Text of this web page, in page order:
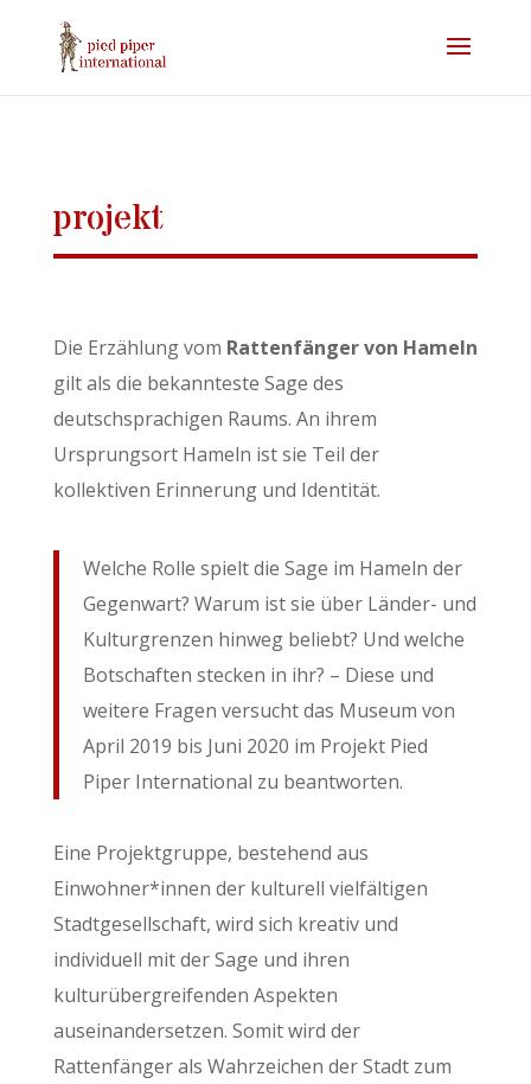
projekt
Die Erzählung vom Rattenfänger von Hameln
gilt als die bekannteste Sage des
deutschsprachigen Raums. An ihrem
Ursprungsort Hameln ist sie Teil der
kollektiven Erinnerung und Identität.
Welche Rolle spielt die Sage im Hameln der
Gegenwart? Warum ist sie über Länder- und
Kulturgrenzen hinweg beliebt? Und welche
Botschaften stecken in ihr? – Diese und
weitere Fragen versucht das Museum von
April 2019 bis Juni 2020 im Projekt Pied
Piper International zu beantworten.
Eine Projektgruppe, bestehend aus
Einwohner*innen der kulturell vielfältigen
Stadtgesellschaft, wird sich kreativ und
individuell mit der Sage und ihren
kulturübergreifenden Aspekten
auseinandersetzen. Somit wird der
Rattenfänger als Wahrzeichen der Stadt zum